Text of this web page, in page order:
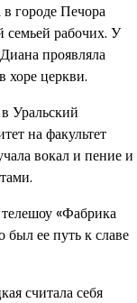
городе Печора
рабочих. У
проявляла
хоре церкви.
Уральский
на факультет
вокал и пение и
«Фабрика
был ее путь к славе
считала себя